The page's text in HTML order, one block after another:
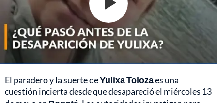
El paradero y la suerte deYulixa Tolozaes una
cuestión incierta desde que desapareció el miércoles 13